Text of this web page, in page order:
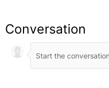
Conversation